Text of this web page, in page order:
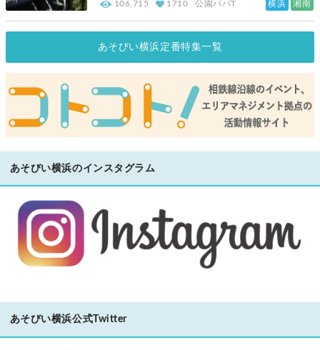
106,715 1710 公園パパT 横浜 湘南
あそびい横浜定番特集一覧
あそびい横浜のインスタグラム
あそびい横浜公式Twitter